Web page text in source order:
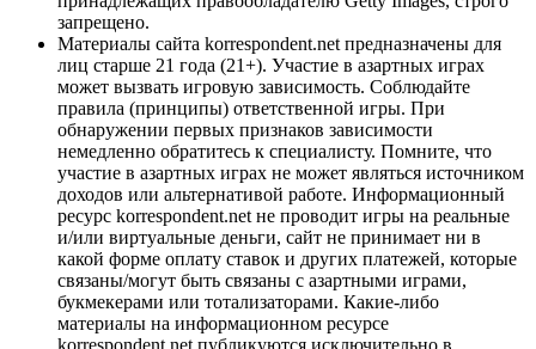
запрещено.
Материалы сайта korrespondent.net предназначены для
лиц старше 21 года (21+). Участие в азартных играх
может вызвать игровую зависимость. Соблюдайте
правила (принципы) ответственной игры. При
обнаружении первых признаков зависимости
немедленно обратитесь к специалисту. Помните, что
участие в азартных играх не может являться источником
доходов или альтернативой работе. Информационный
ресурс korrespondent.net не проводит игры на реальные
и/или виртуальные деньги, сайт не принимает ни в
какой форме оплату ставок и других платежей, которые
связаны/могут быть связаны с азартными играми,
букмекерами или тотализаторами. Какие-либо
материалы на информационном ресурсе
korrespondent.net публикуются исключительно в